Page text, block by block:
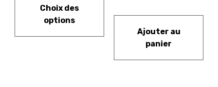
Choix des
options
Ajouter au
panier